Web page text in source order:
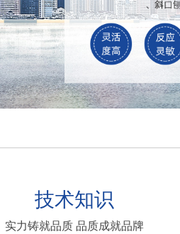
技术知识
实力铸就品质 品质成就品牌